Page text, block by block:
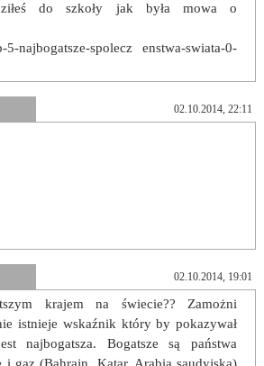
do szkoły jak była mowa o
najbogatsze-spolecz enstwa-swiata-0-
02.10.2014, 22:11
02.10.2014, 19:01
krajem na świecie?? Zamożni
istnieje wskaźnik który by pokazywał
najbogatsza. Bogatsze są państwa